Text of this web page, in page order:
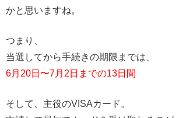
かと思いますね。
つまり、
当選してから手続きの期限までは、
6月20日〜7月2日までの13日間
そして、主役のVISAカード。